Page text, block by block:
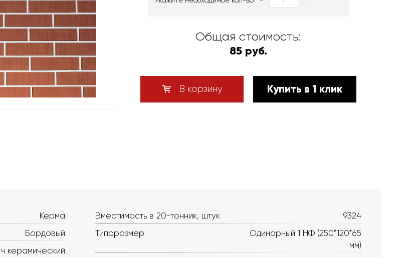
Общая стоимость:
85 руб.
В корзину Купить в 1 клик
Керма
Бордовый
керамический
Вместимость в 20-тонник, штук
9324
Типоразмер
Одинарный 1 НФ (250*120*65
мм)